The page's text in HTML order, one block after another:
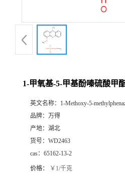
1-甲氧基-5-甲基酚嗪硫酸甲
英文名称： 1-Methoxy-5-
品牌： 万得
产地： 湖北
货号： WD2463
cas： 65162-13-2
价格： ￥1/千克